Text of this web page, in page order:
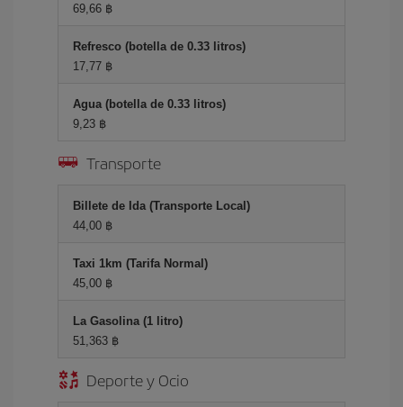
69,66 ฿
Refresco (botella de 0.33 litros)
17,77 ฿
Agua (botella de 0.33 litros)
9,23 ฿
Transporte
Billete de Ida (Transporte Local)
44,00 ฿
Taxi 1km (Tarifa Normal)
45,00 ฿
La Gasolina (1 litro)
51,363 ฿
Deporte y Ocio